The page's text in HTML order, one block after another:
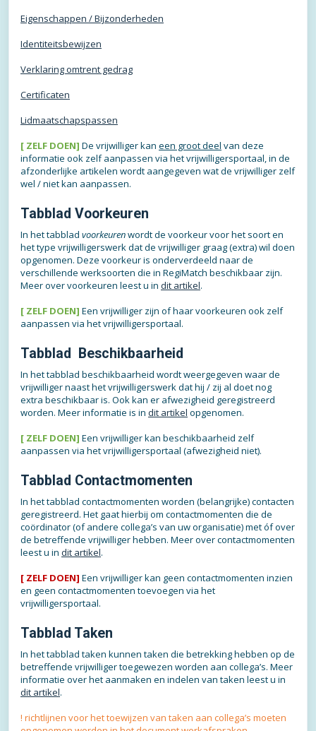
Eigenschappen / Bijzonderheden
Identiteitsbewijzen
Verklaring omtrent gedrag
Certificaten
Lidmaatschapspassen
[ ZELF DOEN] De vrijwilliger kan een groot deel van deze
informatie ook zelf aanpassen via het vrijwilligersportaal, in de
afzonderlijke artikelen wordt aangegeven wat de vrijwilliger zelf
wel / niet kan aanpassen.
Tabblad Voorkeuren
In het tabblad voorkeurenwordt de voorkeur voor het soort en
het type vrijwilligerswerk dat de vrijwilliger graag (extra) wil doen
opgenomen. Deze voorkeur is onderverdeeld naar de
verschillende werksoorten die in RegiMatch beschikbaar zijn.
Meer over voorkeuren leest u in dit artikel.
[ ZELF DOEN] Een vrijwilliger zijn of haar voorkeuren ook zelf
aanpassen via het vrijwilligersportaal.
Tabblad Beschikbaarheid
In het tabblad beschikbaarheid wordt weergegeven waar de
vrijwilliger naast het vrijwilligerswerk dat hij / zij al doet nog
extra beschikbaar is. Ook kan er afwezigheid geregistreerd
worden. Meer informatie is in dit artikel opgenomen.
[ ZELF DOEN] Een vrijwilliger kan beschikbaarheid zelf
aanpassen via het vrijwilligersportaal (afwezigheid niet).
Tabblad Contactmomenten
In het tabblad contactmomenten worden (belangrijke) contacten
geregistreerd. Het gaat hierbij om contactmomenten die de
coördinator (of andere collega’s van uw organisatie) met óf over
de betreffende vrijwilliger hebben. Meer over contactmomenten
leest u in dit artikel.
[ ZELF DOEN] Een vrijwilliger kan geen contactmomenten inzien
en geen contactmomenten toevoegen via het
vrijwilligersportaal.
Tabblad Taken
In het tabblad taken kunnen taken die betrekking hebben op de
betreffende vrijwilliger toegewezen worden aan collega’s. Meer
informatie over het aanmaken en indelen van taken leest u in
dit artikel.
! richtlijnen voor het toewijzen van taken aan collega’s moeten